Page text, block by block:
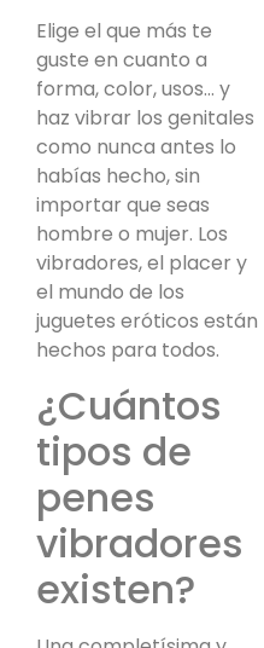
Elige el que más te
guste en cuanto a
forma, color, usos… y
haz vibrar los genitales
como nunca antes lo
habías hecho, sin
importar que seas
hombre o mujer. Los
vibradores, el placer y
el mundo de los
juguetes eróticos están
hechos para todos.
¿Cuántos
tipos de
penes
vibradores
existen?